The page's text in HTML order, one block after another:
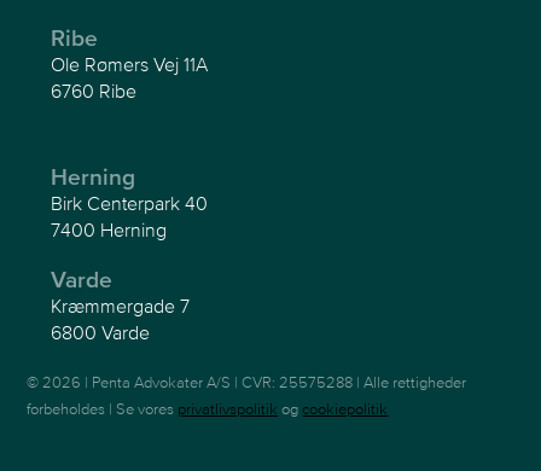
Ribe
Ole Rømers Vej 11A
6760 Ribe
Herning
Birk Centerpark 40
7400 Herning
Varde
Kræmmergade 7
6800 Varde
© 2026 | Penta Advokater A/S | CVR: 25575288 | Alle rettigheder
forbeholdes | Se vores privatlivspolitik og cookiepolitik